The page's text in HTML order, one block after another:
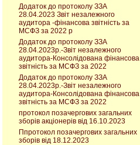
Додаток до протоколу ЗЗА
28.04.2023 Звіт незалежного
аудитора -фінансова звітність за
МСФЗ за 2022 р
Додаток до протоколу ЗЗА
28.04.2023р.-Звіт незалежного
аудитора-Консолідована фінансова
звітність за МСФЗ за 2022
Додаток до протоколу ЗЗА
28.04.2023р.-Звіт незалежного
аудитора-Консолідована фінансова
звітність за МСФЗ за 2022
протокол позачергових загальних
зборів акціонерів від 16.10.2023
Ппротокол позачергових загальних
зборів від 18.12.2023